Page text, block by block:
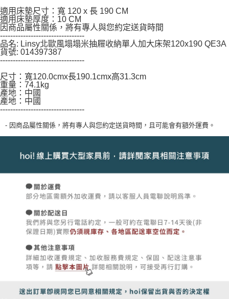
適用床墊尺寸：寬 120 x 長 190 CM
適用床墊厚度：10 CM
因商品屬性關係，將有專人與您約定送貨時間
---------------------------------
品名: Linsy北歐風塌塌米抽屜收納單人加大床架120x190 QE3A
貨號: 014397387
---------------------------------
尺寸：寬120.0cmx長190.1cmx高31.3cm
重量：74.1kg
產地：中國
產地：中國
---------------------------------
- 因商品屬性關係，將有專人與您約定送貨時間，且可能會有額外運費。